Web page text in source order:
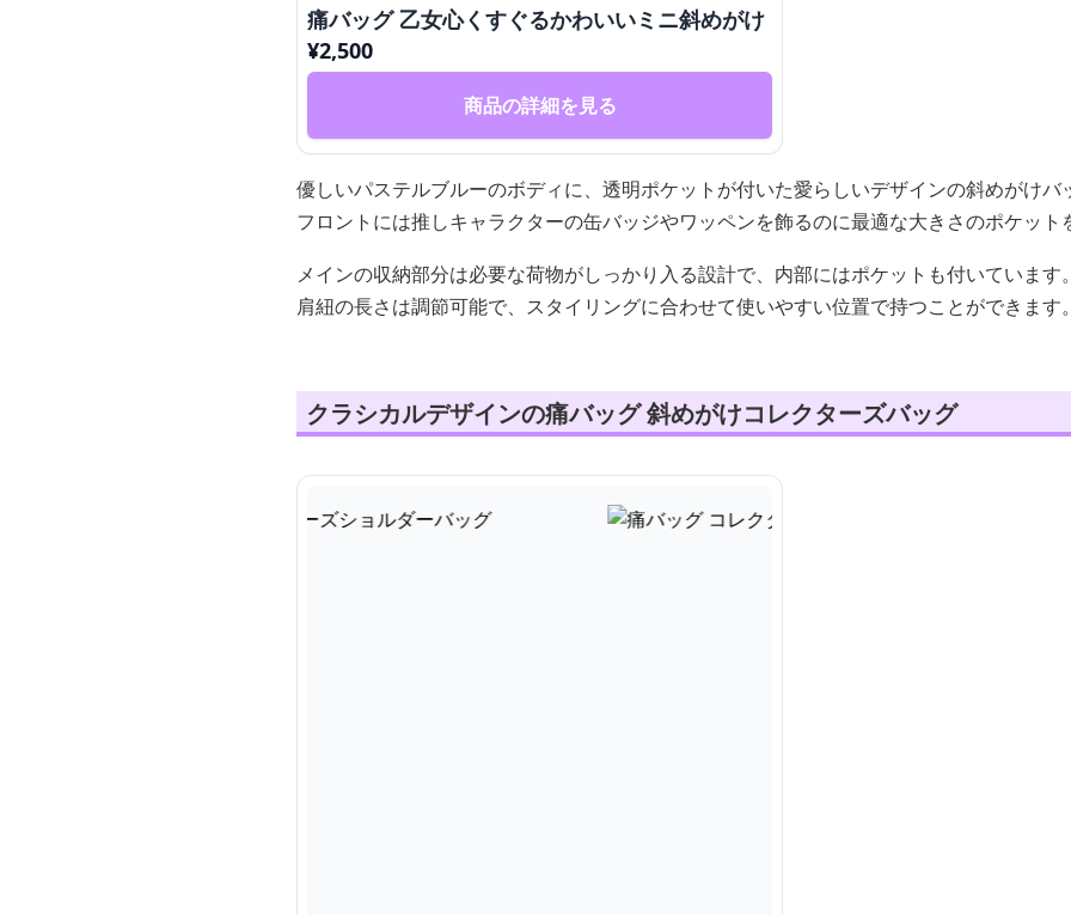
痛バッグ 乙女心くすぐるかわいいミニ斜めがけ
¥2,500
商品の詳細を見る
優しいパステルブルーのボディに、透明ポケットが付いた愛らしいデザインの斜めがけバ
フロントには推しキャラクターの缶バッジやワッペンを飾るのに最適な大きさのポケット
メインの収納部分は必要な荷物がしっかり入る設計で、内部にはポケットも付いています。
肩紐の長さは調節可能で、スタイリングに合わせて使いやすい位置で持つことができます。
クラシカルデザインの痛バッグ 斜めがけコレクターズバッグ